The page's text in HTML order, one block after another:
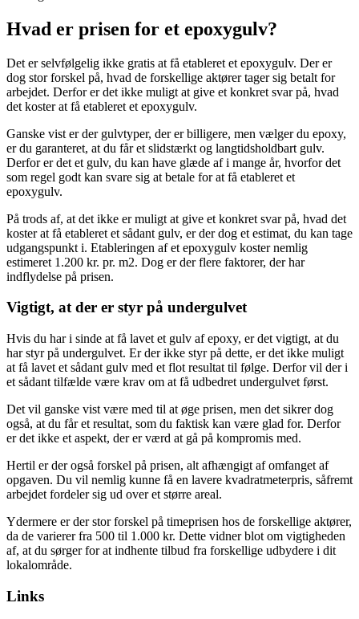
Hvad er prisen for et epoxygulv?
Det er selvfølgelig ikke gratis at få etableret et epoxygulv. Der er
dog stor forskel på, hvad de forskellige aktører tager sig betalt for
arbejdet. Derfor er det ikke muligt at give et konkret svar på, hvad
det koster at få etableret et epoxygulv.
Ganske vist er der gulvtyper, der er billigere, men vælger du epoxy,
er du garanteret, at du får et slidstærkt og langtidsholdbart gulv.
Derfor er det et gulv, du kan have glæde af i mange år, hvorfor det
som regel godt kan svare sig at betale for at få etableret et
epoxygulv.
På trods af, at det ikke er muligt at give et konkret svar på, hvad det
koster at få etableret et sådant gulv, er der dog et estimat, du kan tage
udgangspunkt i. Etableringen af et epoxygulv koster nemlig
estimeret 1.200 kr. pr. m2. Dog er der flere faktorer, der har
indflydelse på prisen.
Vigtigt, at der er styr på undergulvet
Hvis du har i sinde at få lavet et gulv af epoxy, er det vigtigt, at du
har styr på undergulvet. Er der ikke styr på dette, er det ikke muligt
at få lavet et sådant gulv med et flot resultat til følge. Derfor vil der i
et sådant tilfælde være krav om at få udbedret undergulvet først.
Det vil ganske vist være med til at øge prisen, men det sikrer dog
også, at du får et resultat, som du faktisk kan være glad for. Derfor
er det ikke et aspekt, der er værd at gå på kompromis med.
Hertil er der også forskel på prisen, alt afhængigt af omfanget af
opgaven. Du vil nemlig kunne få en lavere kvadratmeterpris, såfremt
arbejdet fordeler sig ud over et større areal.
Ydermere er der stor forskel på timeprisen hos de forskellige aktører,
da de varierer fra 500 til 1.000 kr. Dette vidner blot om vigtigheden
af, at du sørger for at indhente tilbud fra forskellige udbydere i dit
lokalområde.
Links